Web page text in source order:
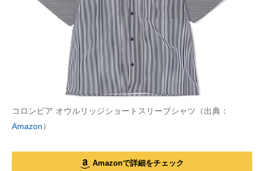
コロンビア オウルリッジショートスリーブシャツ（出典：
Amazon）
Amazonで詳細をチェック